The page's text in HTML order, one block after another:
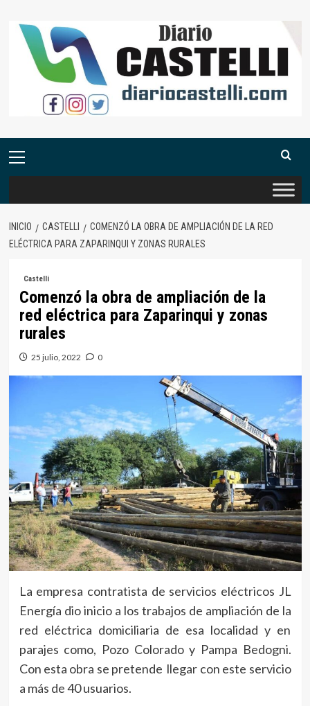
contenido
Menú
INICIO CASTELLI
COMENZÓ LA OBRA DE AMPLIACIÓN DE LA RED
ELÉCTRICA PARA ZAPARINQUI Y ZONAS RURALES
Castelli
Comenzó la obra de ampliación de la
red eléctrica para Zaparinqui y zonas
rurales
25 julio, 2022 0
La empresa contratista de servicios eléctricos JL
Energía dio inicio a los trabajos de ampliación de la
red eléctrica domiciliaria de esa localidad y en
parajes como, Pozo Colorado y Pampa Bedogni.
Con esta obra se pretende llegar con este servicio
a más de 40 usuarios.